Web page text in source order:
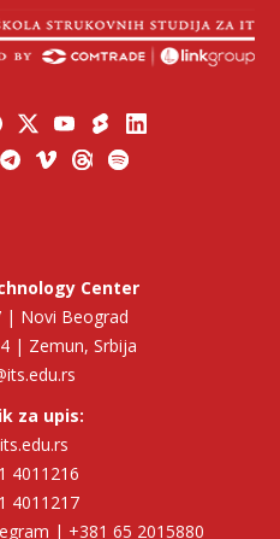
Center
| Novi Beograd
| Zemun, Srbija
za upis:
4011216
4011217
| +381 65 2015880